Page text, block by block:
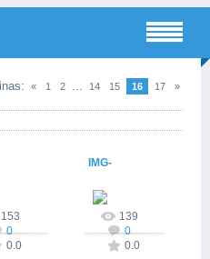
: « 1 2 ... 14 15 16 17 »
153
0
0.0
IMG-
20150305-
WA0016
cortijolalima
139
0
0.0